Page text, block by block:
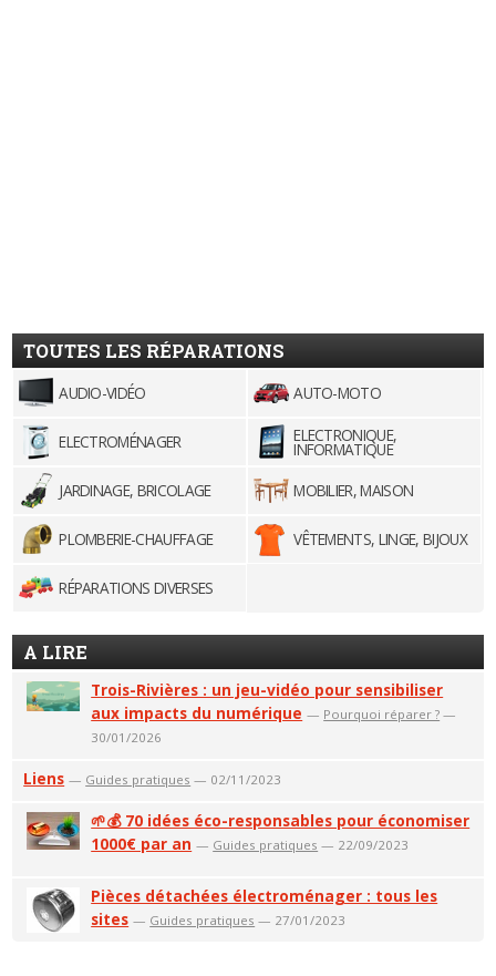
TOUTES LES RÉPARATIONS
AUDIO-VIDÉO AUTO-MOTO
ELECTROMÉNAGER ELECTRONIQUE,
INFORMATIQUE
JARDINAGE, BRICOLAGE
MOBILIER, MAISON
PLOMBERIE-CHAUFFAGE VÊTEMENTS, LINGE, BIJOUX
RÉPARATIONS DIVERSES
A LIRE
Trois-Rivières : un jeu-vidéo pour sensibiliser
aux impacts du numérique — Pourquoi réparer ? —
30/01/2026
Liens — Guides pratiques — 02/11/2023
🌱💰 70 idées éco-responsables pour économiser
1000€ par an — Guides pratiques — 22/09/2023
Pièces détachées électroménager : tous les
sites — Guides pratiques — 27/01/2023